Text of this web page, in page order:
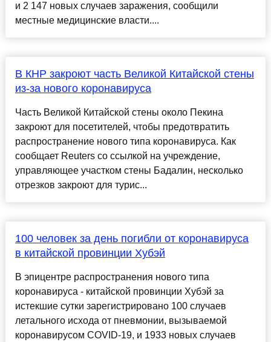
и 2 147 новых случаев заражения, сообщили
местные медицинские власти....
В КНР закроют часть Великой Китайской стены
из-за нового коронавируса
Часть Великой Китайской стены около Пекина
закроют для посетителей, чтобы предотвратить
распространение нового типа коронавируса. Как
сообщает Reuters со ссылкой на учреждение,
управляющее участком стены Бадалин, несколько
отрезков закроют для турис...
100 человек за день погибли от коронавируса
в китайской провинции Хубэй
В эпицентре распространения нового типа
коронавируса - китайской провинции Хубэй за
истекшие сутки зарегистрировано 100 случаев
летального исхода от пневмонии, вызываемой
коронавирусом COVID-19, и 1933 новых случаев